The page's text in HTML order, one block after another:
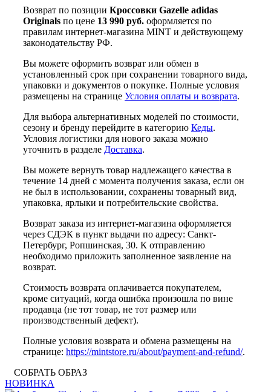
Возврат по позиции Кроссовки Gazelle adidas
Originals по цене 13 990 руб. оформляется по
правилам интернет-магазина MINT и действующему
законодательству РФ.
Вы можете оформить возврат или обмен в
установленный срок при сохранении товарного вида,
упаковки и документов о покупке. Полные условия
размещены на странице Условия оплаты и возврата.
Для выбора альтернативных моделей по стоимости,
сезону и бренду перейдите в категорию Кеды.
Условия логистики для нового заказа можно
уточнить в разделе Доставка.
Вы можете вернуть товар надлежащего качества в
течение 14 дней с момента получения заказа, если он
не был в использовании, сохранены товарный вид,
упаковка, ярлыки и потребительские свойства.
Возврат заказа из интернет-магазина оформляется
через СДЭК в пункт выдачи по адресу: Санкт-
Петербург, Ропшинская, 30. К отправлению
необходимо приложить заполненное заявление на
возврат.
Стоимость возврата оплачивается покупателем,
кроме ситуаций, когда ошибка произошла по вине
продавца (не тот товар, не тот размер или
производственный дефект).
Полные условия возврата и обмена размещены на
странице: https://mintstore.ru/about/payment-and-refund/.
СОБРАТЬ ОБРАЗ
НОВИНКА